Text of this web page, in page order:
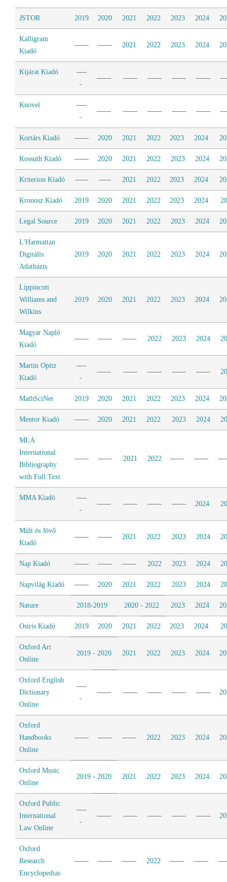
JSTOR 2019 2020 2021 2022 2023 2024
Kalligram
Kiadó
2021 2022 2023 2024
Kijárat Kiadó
Knovel
Kortárs Kiadó 2020 2021 2022 2023 2024
Kossuth Kiadó 2020 2021 2022 2023 2024
Kriterion Kiadó 2021 2022 2023 2024
Kronosz Kiadó 2019 2020 2021 2022 2023 2024
Legal Source 2019 2020 2021 2022 2023 2024
L'Harmattan
Digitális
Adatbázis
2019 2020 2021 2022 2023 2024
Lippincott
Williams and
Wilkins
2019 2020 2021 2022 2023 2024
Magyar Napló
Kiadó
2022 2023 2024
Martin Opitz
Kiadó
MathSciNet 2019 2020 2021 2022 2023 2024
Mentor Kiadó 2020 2021 2022 2023 2024
MLA
International
Bibliography
with Full Text
2021 2022
MMA Kiadó
2024
Múlt és Jövő
Kiadó
2021 2022 2023 2024
Nap Kiadó 2022 2023 2024
Napvilág Kiadó 2020 2021 2022 2023 2024
Nature 2018-2019 2020 - 2022 2023 2024
Osiris Kiadó 2019 2020 2021 2022 2023 2024
Oxford Art
Online
2019 - 2020 2021 2022 2023 2024
Oxford English
Dictionary
Online
Oxford
Handbooks
Online
2022 2023 2024
Oxford Music
Online
2019 - 2020 2021 2022 2023 2024
Oxford Public
International
Law Online
Oxford
Research
Encyclopedias
2022